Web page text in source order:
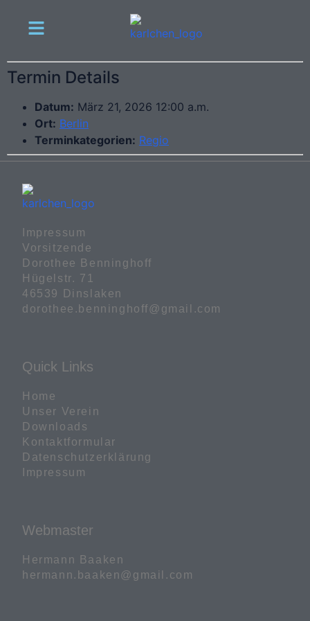
Termin Details
Datum: März 21, 2026 12:00 a.m.
Ort: Berlin
Terminkategorien: Regio
Impressum
Vorsitzende
Dorothee Benninghoff
Hügelstr. 71
46539 Dinslaken
dorothee.benninghoff@gmail.com
Quick Links
Home
Unser Verein
Downloads
Kontaktformular
Datenschutzerklärung
Impressum
Webmaster
Hermann Baaken
hermann.baaken@gmail.com